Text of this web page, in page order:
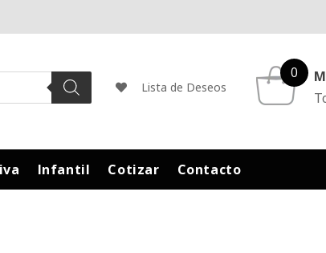
Lista de Deseos
0
Infantil Cotizar Contacto